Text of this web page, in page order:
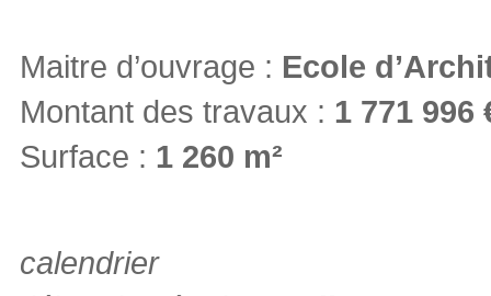
Maitre d’ouvrage : Ecole
Montant des travaux : 1 771 996
Surface : 1 260 m²
calendrier